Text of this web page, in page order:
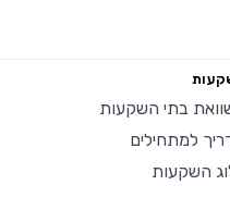
בתי השקעות
למתחילים
השקעות